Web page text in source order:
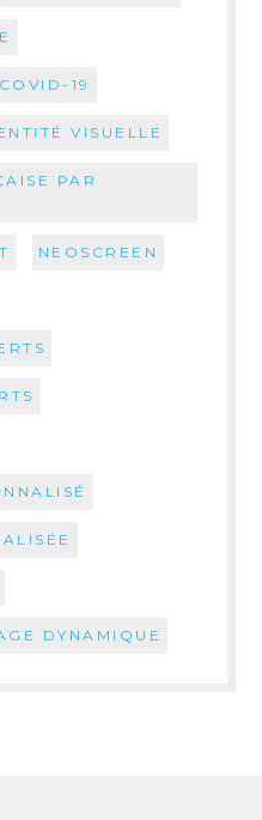
COVID-19
VISUELLE
PAR
NEOSCREEN
DYNAMIQUE